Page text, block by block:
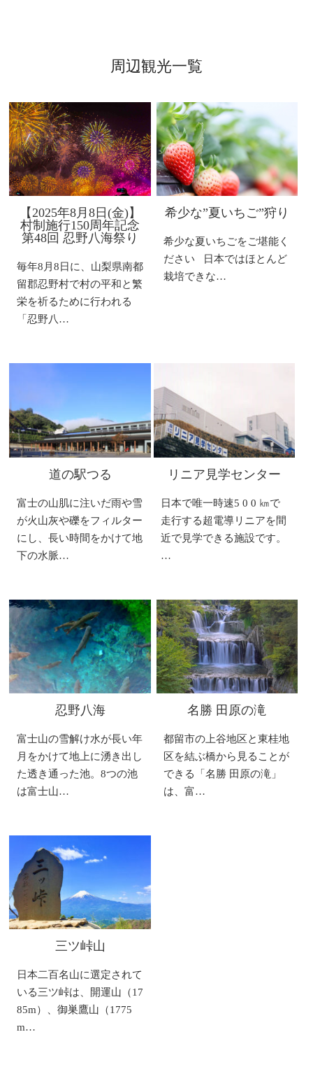
周辺観光一覧
【2025年8月8日(金)】
村制施行150周年記念
第48回 忍野八海祭り
毎年8月8日に、山梨県南都
留郡忍野村で村の平和と繁
栄を祈るために行われる
「忍野八…
希少な”夏いちご”狩り
希少な夏いちごをご堪能く
ださい 日本ではほとんど
栽培できな…
道の駅つる
富士の山肌に注いだ雨や雪
が火山灰や礫をフィルター
にし、長い時間をかけて地
下の水脈…
リニア見学センター
日本で唯一時速5 0 0 ㎞で
走行する超電導リニアを間
近で見学できる施設です。
…
忍野八海
富士山の雪解け水が長い年
月をかけて地上に湧き出し
た透き通った池。8つの池
は富士山…
名勝 田原の滝
都留市の上谷地区と東桂地
区を結ぶ橋から見ることが
できる「名勝 田原の滝」
は、富…
三ツ峠山
日本二百名山に選定されて
いる三ツ峠は、開運山（17
85m）、御巣鷹山（1775
m…